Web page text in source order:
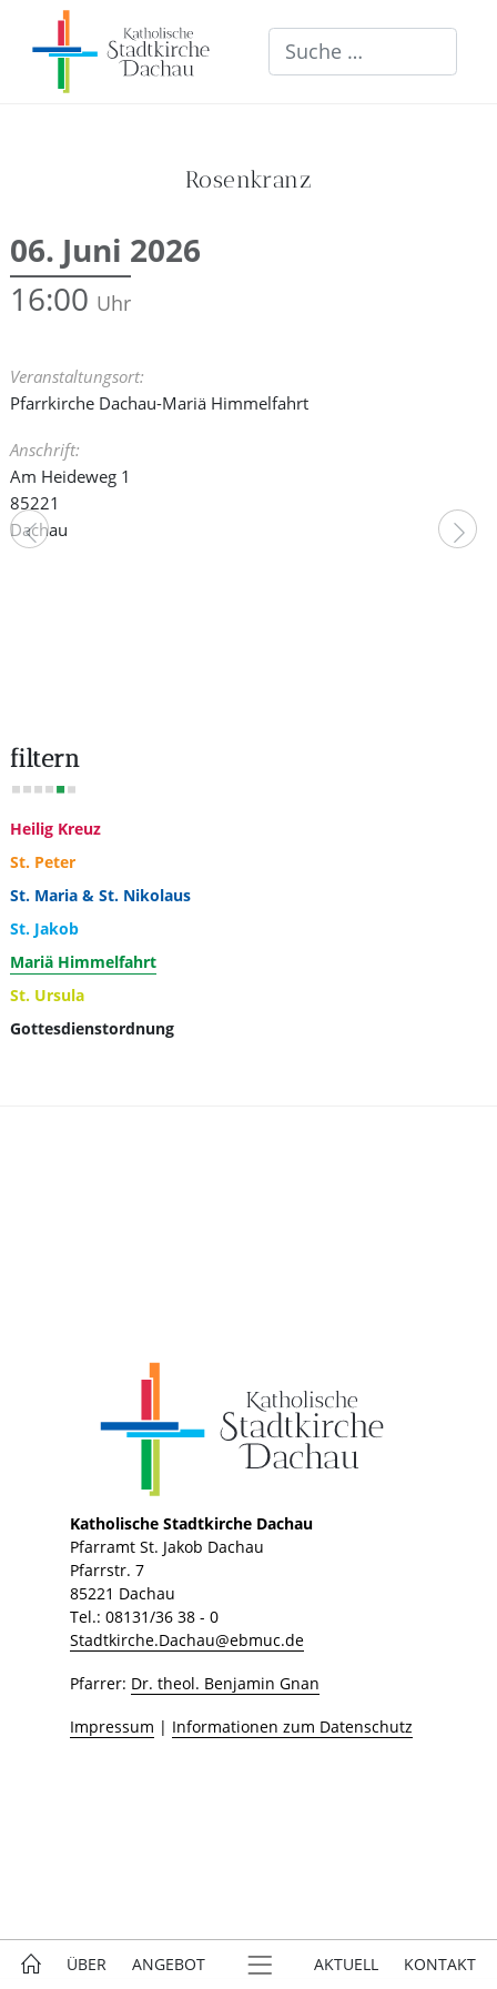
Suchen
Rosenkranz
06. Juni 2026
16:00
Veranstaltungsort:
Pfarrkirche Dachau-Mariä Himmelfahrt
Anschrift:
Am Heideweg 1
85221
Dachau
filtern
Heilig Kreuz
St. Peter
St. Maria & St. Nikolaus
St. Jakob
Mariä Himmelfahrt
St. Ursula
Gottesdienstordnung
Vorheriger Beitrag: Rosenkranz
Katholische Stadtkirche Dachau
Pfarramt St. Jakob Dachau
Pfarrstr. 7
85221 Dachau
Tel.: 08131/36 38 - 0
Stadtkirche.Dachau@ebmuc.de
Pfarrer: Dr. theol. Benjamin Gnan
Impressum | Informationen zum Datenschutz
ÜBER ANGEBOT AKTUELL KONTAKT